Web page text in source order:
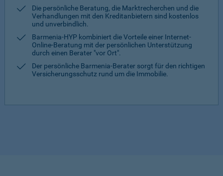
Die persönliche Beratung, die Marktrecherchen und die
Verhandlungen mit den Kreditanbietern sind kostenlos
und unverbindlich.
Barmenia-HYP kombiniert die Vorteile einer Internet-
Online-Beratung mit der persönlichen Unterstützung
durch einen Berater "vor Ort".
Der persönliche Barmenia-Berater sorgt für den richtigen
Versicherungsschutz rund um die Immobilie.